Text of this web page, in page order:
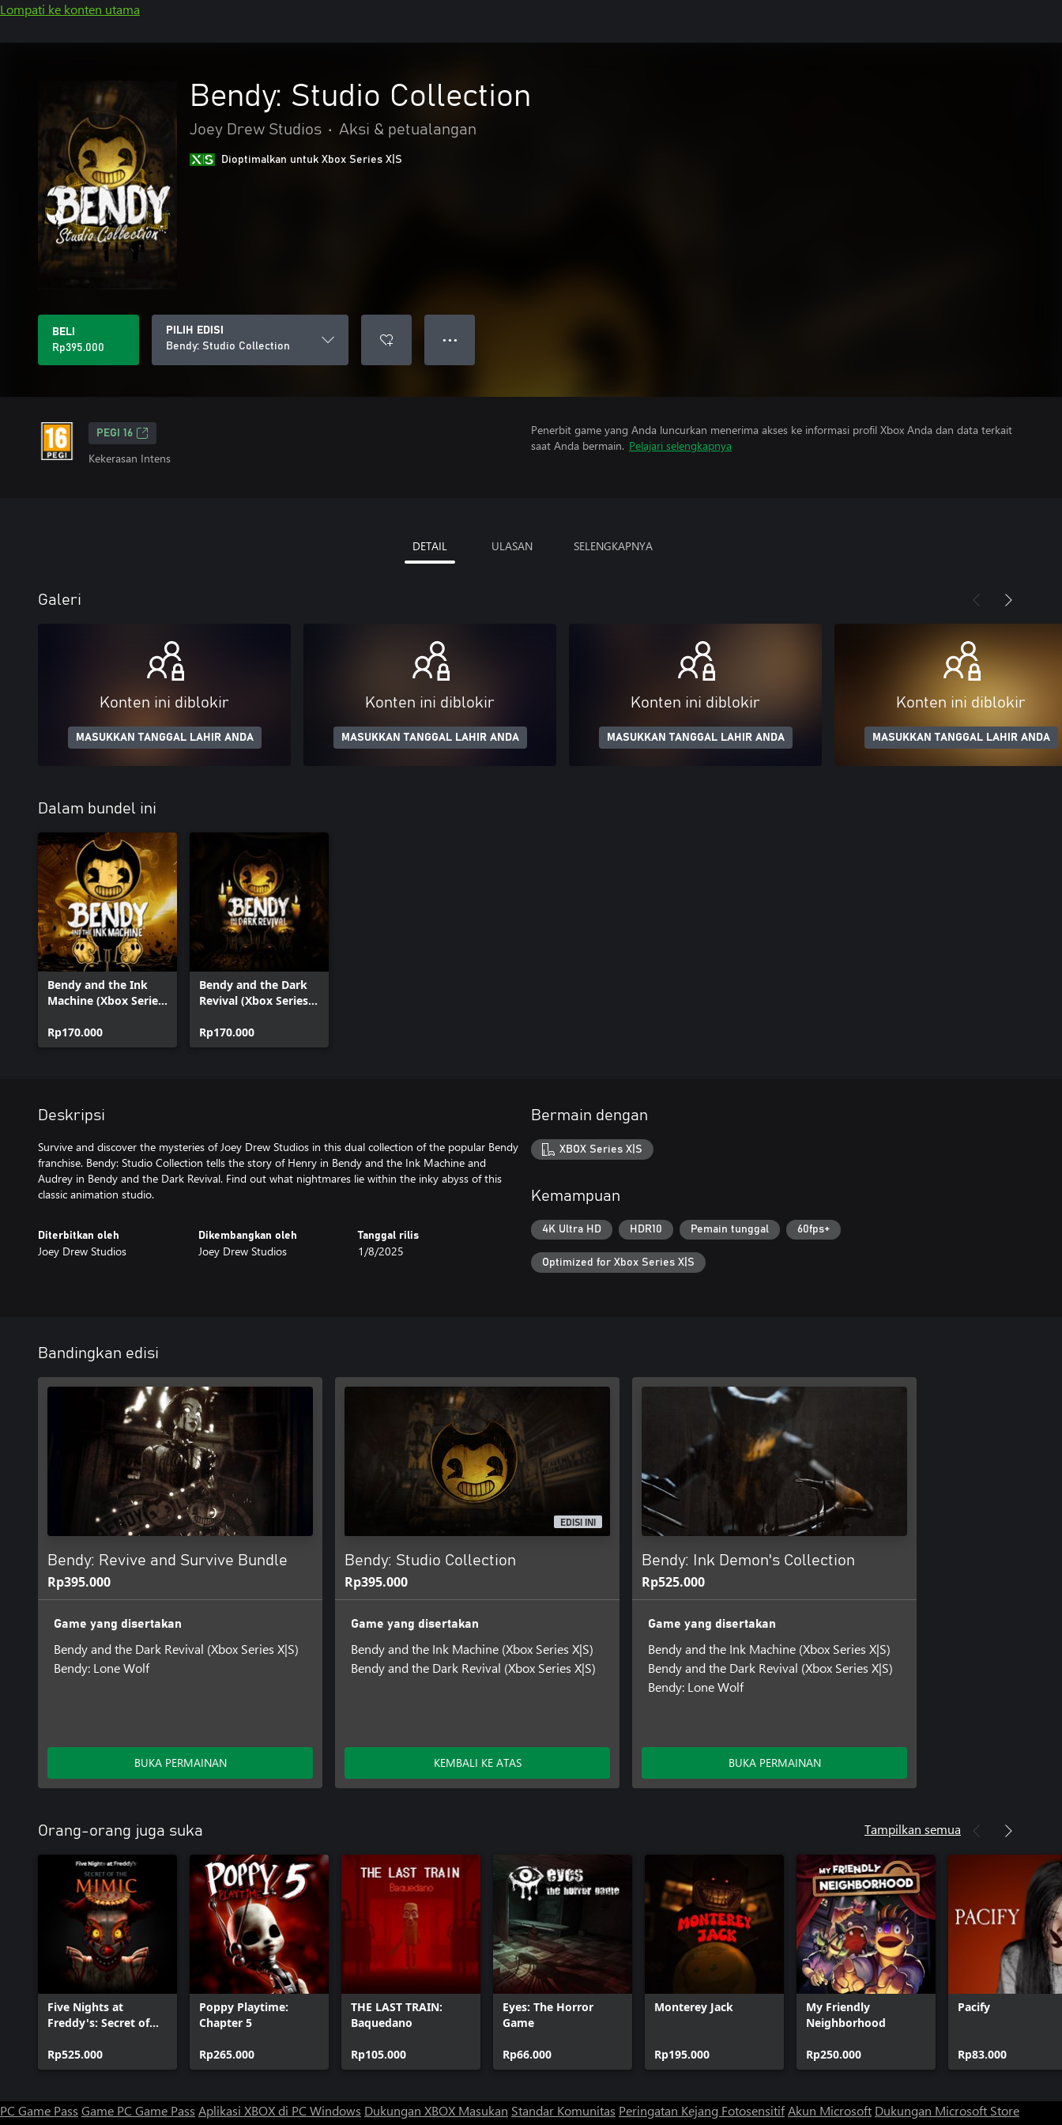
Lompati ke konten utama
Bendy: Studio Collection
Joey Drew Studios • Aksi & petualangan
Dioptimalkan untuk Xbox Series X|S
BELI
Rp395.000
PILIH EDISI
Bendy: Studio Collection
● ● ●
PEGI 16
Kekerasan Intens
Penerbit game yang Anda luncurkan menerima akses ke informasi profil Xbox Anda dan data terkait
saat Anda bermain. Pelajari selengkapnya
DETAIL ULASAN SELENGKAPNYA
Galeri
Konten ini diblokir
MASUKKAN TANGGAL LAHIR ANDA
Konten ini diblokir
MASUKKAN TANGGAL LAHIR ANDA
Konten ini diblokir
MASUKKAN TANGGAL LAHIR ANDA
Konten ini diblokir
MASUKKAN TANGGAL LAHIR ANDA
Dalam bundel ini
Bendy and the Ink
Machine (Xbox Series
Rp170.000
Bendy and the Dark
Revival (Xbox Series
Rp170.000
Deskripsi
Survive and discover the mysteries of Joey Drew Studios in this dual collection of the popular Bendy
franchise. Bendy: Studio Collection tells the story of Henry in Bendy and the Ink Machine and
Audrey in Bendy and the Dark Revival. Find out what nightmares lie within the inky abyss of this
classic animation studio.
Diterbitkan oleh
Joey Drew Studios
Dikembangkan oleh
Joey Drew Studios
Tanggal rilis
1/8/2025
Bermain dengan
XBOX Series X|S
Kemampuan
4K Ultra HD HDR10 Pemain tunggal 60fps+
Optimized for Xbox Series X|S
Bandingkan edisi
Bendy: Revive and Survive Bundle
Rp395.000
Game yang disertakan
Bendy and the Dark Revival (Xbox Series X|S)
Bendy: Lone Wolf
BUKA PERMAINAN
EDISI INI
Bendy: Studio Collection
Rp395.000
Game yang disertakan
Bendy and the Ink Machine (Xbox Series X|S)
Bendy and the Dark Revival (Xbox Series X|S)
KEMBALI KE ATAS
Bendy: Ink Demon's Collection
Rp525.000
Game yang disertakan
Bendy and the Ink Machine (Xbox Series X|S)
Bendy and the Dark Revival (Xbox Series X|S)
Bendy: Lone Wolf
BUKA PERMAINAN
Orang-orang juga suka Tampilkan semua
Five Nights at
Freddy's: Secret of
Rp525.000
Poppy Playtime:
Chapter 5
Rp265.000
THE LAST TRAIN:
Baquedano
Rp105.000
Eyes: The Horror
Game
Rp66.000
Monterey Jack
Rp195.000
My Friendly
Neighborhood
Rp250.000
Pacify
Rp83.000
PC Game Pass Game PC Game Pass Aplikasi XBOX di PC Windows Dukungan XBOX Masukan Standar Komunitas Peringatan Kejang FotosensitifAkun Microsoft Dukungan Microsoft Store